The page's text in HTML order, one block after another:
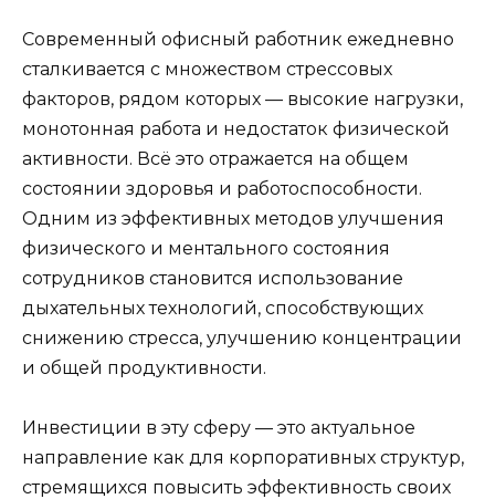
Современный офисный работник ежедневно
сталкивается с множеством стрессовых
факторов, рядом которых — высокие нагрузки,
монотонная работа и недостаток физической
активности. Всё это отражается на общем
состоянии здоровья и работоспособности.
Одним из эффективных методов улучшения
физического и ментального состояния
сотрудников становится использование
дыхательных технологий, способствующих
снижению стресса, улучшению концентрации
и общей продуктивности.
Инвестиции в эту сферу — это актуальное
направление как для корпоративных структур,
стремящихся повысить эффективность своих